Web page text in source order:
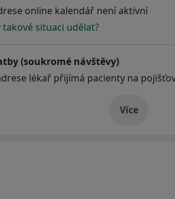
online kalendář není aktivní
takové situaci udělat?
(soukromé návštěvy)
lékař přijímá pacienty na
Víceo adrese